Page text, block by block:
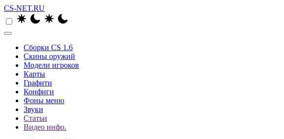
CS-NET.RU
Сборки CS 1.6
Скины оружий
Модели игроков
Карты
Графити
Конфиги
Фоны меню
Звуки
Статьи
Видео инфо.